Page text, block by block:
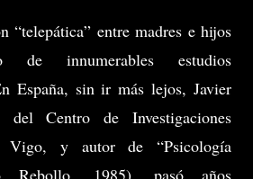
“telepática” entre madres e hijos
innumerables estudios
España, sin ir más lejos, Javier
del Centro de Investigaciones
Vigo, y autor de “Psicología
Rebollo, 1985), pasó años